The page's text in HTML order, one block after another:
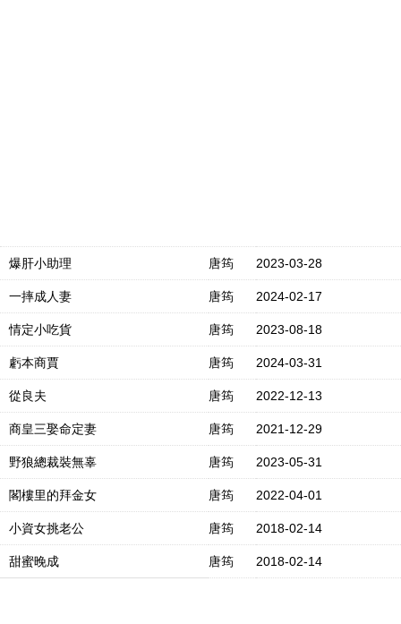
爆肝小助理 唐筠 2023-03-28
一摔成人妻 唐筠 2024-02-17
情定小吃貨 唐筠 2023-08-18
虧本商賈 唐筠 2024-03-31
從良夫 唐筠 2022-12-13
商皇三娶命定妻 唐筠 2021-12-29
野狼總裁裝無辜 唐筠 2023-05-31
閣樓里的拜金女 唐筠 2022-04-01
小資女挑老公 唐筠 2018-02-14
甜蜜晚成 唐筠 2018-02-14